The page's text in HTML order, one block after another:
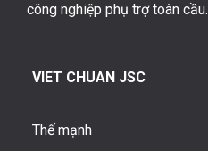
công nghiệp phụ trợ toàn cầu.
VIET CHUAN JSC
Thế mạnh